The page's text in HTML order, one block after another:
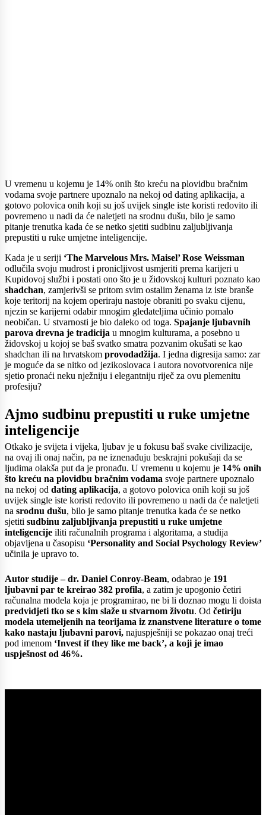
U vremenu u kojemu je 14% onih što kreću na plovidbu bračnim
vodama svoje partnere upoznalo na nekoj od dating aplikacija, a
gotovo polovica onih koji su još uvijek single iste koristi redovito ili
povremeno u nadi da će naletjeti na srodnu dušu, bilo je samo
pitanje trenutka kada će se netko sjetiti sudbinu zaljubljivanja
prepustiti u ruke umjetne inteligencije.
Kada je u seriji ‘The Marvelous Mrs. Maisel’ Rose Weissman
odlučila svoju mudrost i pronicljivost usmjeriti prema karijeri u
Kupidovoj službi i postati ono što je u židovskoj kulturi poznato kao
shadchan, zamjerivši se pritom svim ostalim ženama iz iste branše
koje teritorij na kojem operiraju nastoje obraniti po svaku cijenu,
njezin se karijerni odabir mnogim gledateljima učinio pomalo
neobičan. U stvarnosti je bio daleko od toga. Spajanje ljubavnih
parova drevna je tradicija u mnogim kulturama, a posebno u
židovskoj u kojoj se baš svatko smatra pozvanim okušati se kao
shadchan ili na hrvatskom provodadžija. I jedna digresija samo: zar
je moguće da se nitko od jezikoslovaca i autora novotvorenica nije
sjetio pronaći neku nježniju i elegantniju riječ za ovu plemenitu
profesiju?
Ajmo sudbinu prepustiti u ruke umjetne
inteligencije
Otkako je svijeta i vijeka, ljubav je u fokusu baš svake civilizacije,
na ovaj ili onaj način, pa ne iznenađuju beskrajni pokušaji da se
ljudima olakša put da je pronađu. U vremenu u kojemu je 14% onih
što kreću na plovidbu bračnim vodama svoje partnere upoznalo
na nekoj od dating aplikacija, a gotovo polovica onih koji su još
uvijek single iste koristi redovito ili povremeno u nadi da će naletjeti
na srodnu dušu, bilo je samo pitanje trenutka kada će se netko
sjetiti sudbinu zaljubljivanja prepustiti u ruke umjetne
inteligencije iliti računalnih programa i algoritama, a studija
objavljena u časopisu ‘Personality and Social Psychology Review’
učinila je upravo to.
Autor studije – dr. Daniel Conroy-Beam, odabrao je 191
ljubavni par te kreirao 382 profila, a zatim je upogonio četiri
računalna modela koja je programirao, ne bi li doznao mogu li doista
predvidjeti tko se s kim slaže u stvarnom životu. Od četiriju
modela utemeljenih na teorijama iz znanstvene literature o tome
kako nastaju ljubavni parovi, najuspješniji se pokazao onaj treći
pod imenom ‘Invest if they like me back’, a koji je imao
uspješnost od 46%.